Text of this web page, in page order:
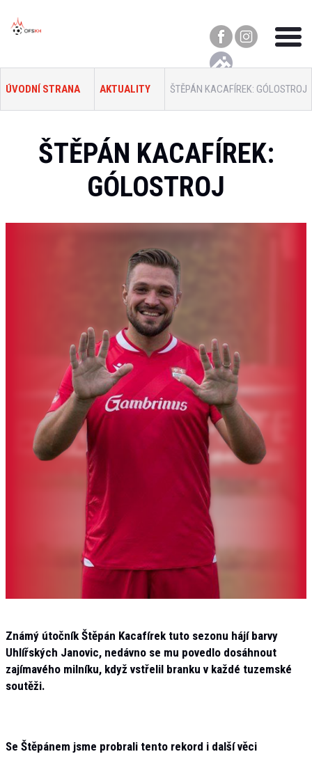
ÚVODNÍ STRANA AKTUALITY ŠTĚPÁN KACAFÍREK: GÓLOSTROJ
ŠTĚPÁN KACAFÍREK:
GÓLOSTROJ
Známý útočník Štěpán Kacafírek tuto sezonu hájí barvy
Uhlířských Janovic, nedávno se mu povedlo dosáhnout
zajímavého milníku, když vstřelil branku v každé tuzemské
soutěži.
Se Štěpánem jsme probrali tento rekord i další věci